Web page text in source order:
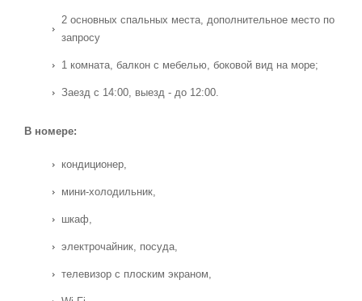
2 основных спальных места, дополнительное место по
запросу
1 комната, балкон с мебелью, боковой вид на море;
Заезд с 14:00, выезд - до 12:00.
В номере:
кондиционер,
мини-холодильник,
шкаф,
электрочайник, посуда,
телевизор с плоским экраном,